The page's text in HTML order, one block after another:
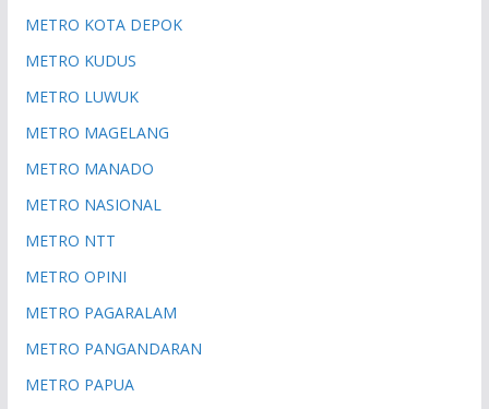
METRO KOTA DEPOK
METRO KUDUS
METRO LUWUK
METRO MAGELANG
METRO MANADO
METRO NASIONAL
METRO NTT
METRO OPINI
METRO PAGARALAM
METRO PANGANDARAN
METRO PAPUA